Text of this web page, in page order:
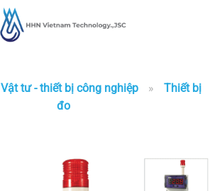
Vật tư - thiết bị công nghiệp »
Thiết bị
đo